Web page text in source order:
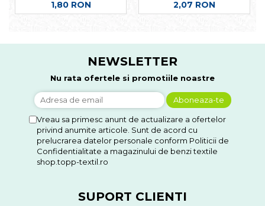
1,80 RON
2,07 RON
NEWSLETTER
Nu rata ofertele si promotiile noastre
Vreau sa primesc anunt de actualizare a ofertelor
privind anumite articole. Sunt de acord cu
prelucrarea datelor personale conform Politicii de
Confidentialitate a magazinului de benzi textile
shop.topp-textil.ro
SUPORT CLIENTI